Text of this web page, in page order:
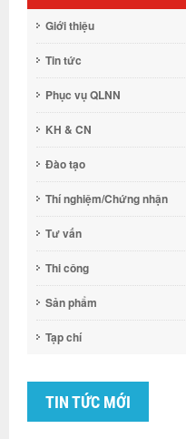
Giới thiệu
Tin tức
Phục vụ QLNN
KH & CN
Đào tạo
Thí nghiệm/Chứng nhận
Tư vấn
Thi công
Sản phẩm
Tạp chí
TIN TỨC MỚI